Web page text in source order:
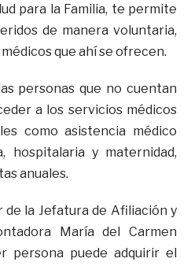
para la Familia, te permite
de manera voluntaria,
que ahí se ofrecen.
personas que no cuentan
a los servicios médicos
como asistencia médico
hospitalaria y maternidad,
anuales.
la Jefatura de Afiliación y
María del Carmen
persona puede adquirir el